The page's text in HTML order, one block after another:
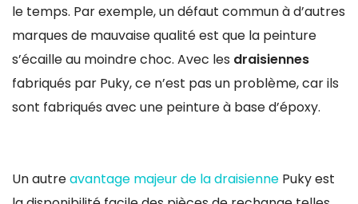
le temps. Par exemple, un défaut commun à d’autres
marques de mauvaise qualité est que la peinture
s’écaille au moindre choc. Avec les draisiennes
fabriqués par Puky, ce n’est pas un problème, car ils
sont fabriqués avec une peinture à base d’époxy.
Un autreavantage majeur de la draisienne Puky est